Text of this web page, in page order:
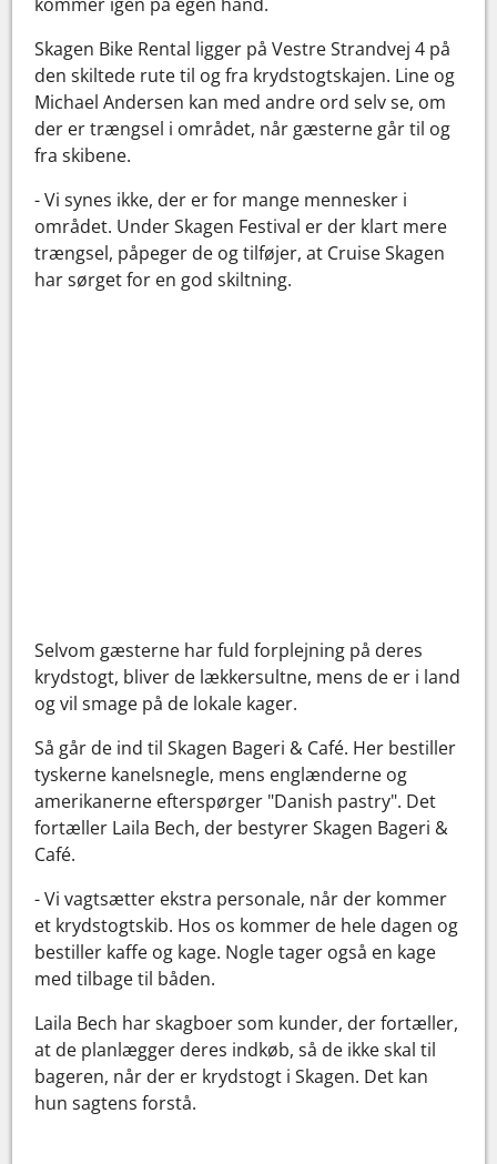
Skagen Bike Rental ligger på Vestre Strandvej 4 på
den skiltede rute til og fra krydstogtskajen. Line og
Michael Andersen kan med andre ord selv se, om
der er trængsel i området, når gæsterne går til og
fra skibene.
- Vi synes ikke, der er for mange mennesker i
området. Under Skagen Festival er der klart mere
trængsel, påpeger de og tilføjer, at Cruise Skagen
har sørget for en god skiltning.
Selvom gæsterne har fuld forplejning på deres
krydstogt, bliver de lækkersultne, mens de er i land
og vil smage på de lokale kager.
Så går de ind til Skagen Bageri & Café. Her bestiller
tyskerne kanelsnegle, mens englænderne og
amerikanerne efterspørger "Danish pastry". Det
fortæller Laila Bech, der bestyrer Skagen Bageri &
Café.
- Vi vagtsætter ekstra personale, når der kommer
et krydstogtskib. Hos os kommer de hele dagen og
bestiller kaffe og kage. Nogle tager også en kage
med tilbage til båden.
Laila Bech har skagboer som kunder, der fortæller,
at de planlægger deres indkøb, så de ikke skal til
bageren, når der er krydstogt i Skagen. Det kan
hun sagtens forstå.